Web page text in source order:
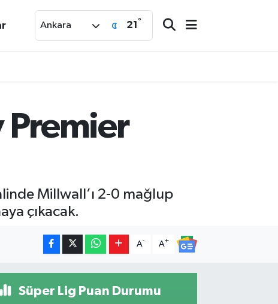
Ankara 21 °
Premier
Millwall’ı 2-0 mağlup
çıkacak.
A- A+
Süper Lig Puan Durumu